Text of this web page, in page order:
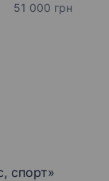
51 000 грн
спорт»